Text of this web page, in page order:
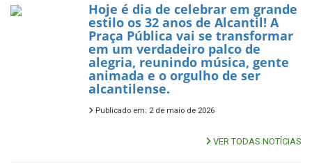
Hoje é dia de celebrar em grande
estilo os 32 anos de Alcantil! A
Praça Pública vai se transformar
em um verdadeiro palco de
alegria, reunindo música, gente
animada e o orgulho de ser
alcantilense.
Publicado em: 2 de maio de 2026
VER TODAS NOTÍCIAS